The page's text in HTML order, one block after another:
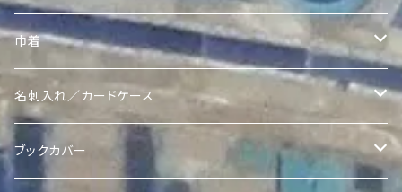
ヴィンテージスザニポーチ
ヴィンテージスザニポーチ
ヴィンテージスザニコインポーチ
Ikatポーチ
Quroqポーチ
巾着
Quroqリバーシブル巾着
Ikat Pearl 巾着
名刺入れ／カードケース
Quroq名刺入れ
ブックカバー